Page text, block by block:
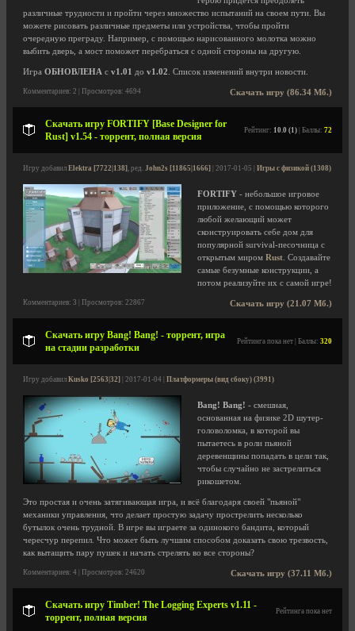
различные трудности и пройти через множество испытаний на своем пути. Вы
можете рисовать различные предметы или устройства, чтобы пройти
очередную преграду. Например, с помощью нарисованного молотка можно
выбить дверь, а мост поможет перебраться с одной стороны на другую.
Игра ОБНОВЛЕНА с v1.01 до v1.02 . Список изменений внутри новости.
Скачать игру (86.34 Мб.)
Комментариев: 2 | Просмотров: 4694
Скачать игру FORTIFY [Base Designer for
Rust] v1.54 - торрент, полная версия
Рейтинг: 10.0 (1) | Баллы: 72
Игру добавил Elektra [7722|138], ред. John2s [11865|1666] | 2017-01-05 | Игры с физикой (1308)
FORTIFY - небольшое игровое
приложение, с помощью которого
любой желающий может
сконструировать себе дом для
популярной survival-песочница с
открытым миром Rust . Создавайте
самые безумные конструкции, а
потом реализуйте их с самой игре!
Скачать игру (21.07 Мб.)
Комментариев: 3 | Просмотров: 22867
Скачать игру Bang! Bang! - торрент, игра
на стадии разработки
Рейтинга пока нет | Баллы: 320
Игру добавил Kusko [2563|32] | 2017-01-04 | Платформеры (вид сбоку) (3991)
Bang! Bang! - смешная,
основанная на физике 2D шутер-
головоломка, в которой вы
пытаетесь в роли пьяной
деревенщины попадать в цели так,
чтобы случайно не застрелиться
рикошетом.
Это простая и очень затягивающая игра, и всё благодаря своей "пьяной"
механики управления, что делает простую задачу прострелить несколько
бутылок очень трудной. В игре вы играете за одинокого бандита, который
чересчур перепил. Что может быть лучшим способом доказать свою трезвость,
как вытащить пару пушек и начать стрелять во все стороны?
Скачать игру (37.11 Мб.)
Комментариев: 4 | Просмотров: 24620
Скачать игру Timber! The Logging Experts v1.11 -
торрент, полная версия
Рейтинга пока нет